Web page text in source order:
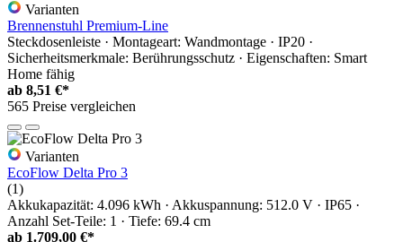
Varianten
Brennenstuhl Premium-Line
Steckdosenleiste · Montageart: Wandmontage · IP20 ·
Sicherheitsmerkmale: Berührungsschutz · Eigenschaften: Smart
Home fähig
ab 8,51 €*
565 Preise vergleichen
Varianten
EcoFlow Delta Pro 3
(1)
Akkukapazität: 4.096 kWh · Akkuspannung: 512.0 V · IP65 ·
Anzahl Set-Teile: 1 · Tiefe: 69.4 cm
ab 1.709,00 €*